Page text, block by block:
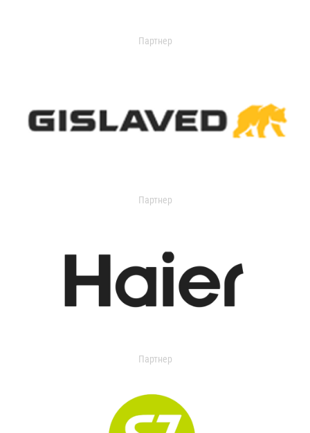
Партнер
Партнер
Партнер